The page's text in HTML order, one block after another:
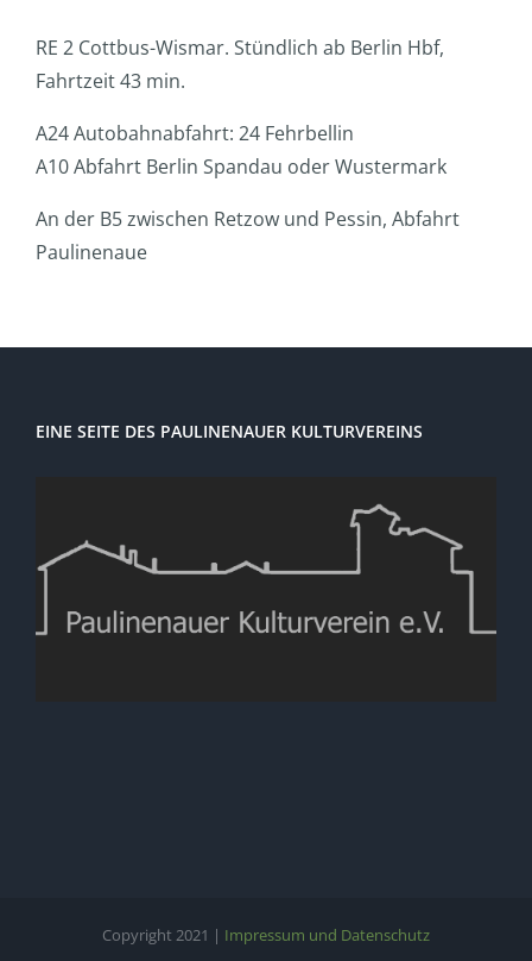
RE 2 Cottbus-Wismar. Stündlich ab Berlin Hbf,
Fahrtzeit 43 min.
A24 Autobahnabfahrt: 24 Fehrbellin
A10 Abfahrt Berlin Spandau oder Wustermark
An der B5 zwischen Retzow und Pessin, Abfahrt
Paulinenaue
EINE SEITE DES PAULINENAUER KULTURVEREINS
Copyright 2021 | Impressum und Datenschutz